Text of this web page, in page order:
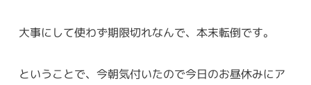
大事にして使わず期限切れなんで、本末転倒です。
ということで、今朝気付いたので今日のお昼休みにア